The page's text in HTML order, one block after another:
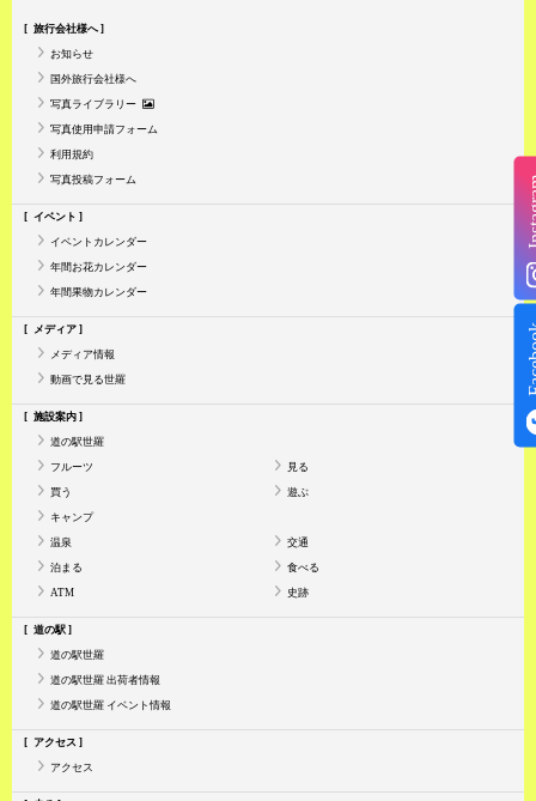
旅行会社様へ
お知らせ
国外旅行会社様へ
写真ライブラリー
写真使用申請フォーム
利用規約
写真投稿フォーム
イベント
イベントカレンダー
年間お花カレンダー
年間果物カレンダー
メディア
メディア情報
動画で見る世羅
施設案内
道の駅世羅
フルーツ 見る
買う 遊ぶ
キャンプ
温泉 交通
泊まる 食べる
ATM 史跡
道の駅
道の駅世羅
道の駅世羅 出荷者情報
道の駅世羅 イベント情報
アクセス
アクセス